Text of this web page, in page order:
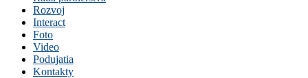
Rozvoj
Interact
Foto
Video
Podujatia
Kontakty